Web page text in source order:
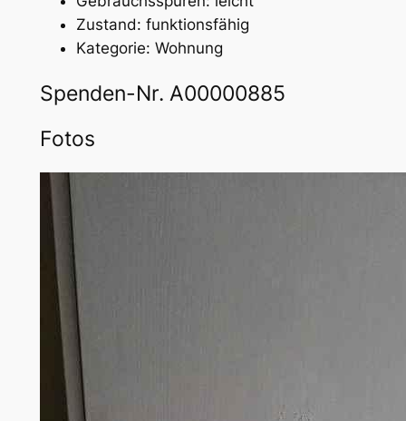
Zustand: funktionsfähig
Kategorie: Wohnung
Spenden-Nr. A00000885
Fotos